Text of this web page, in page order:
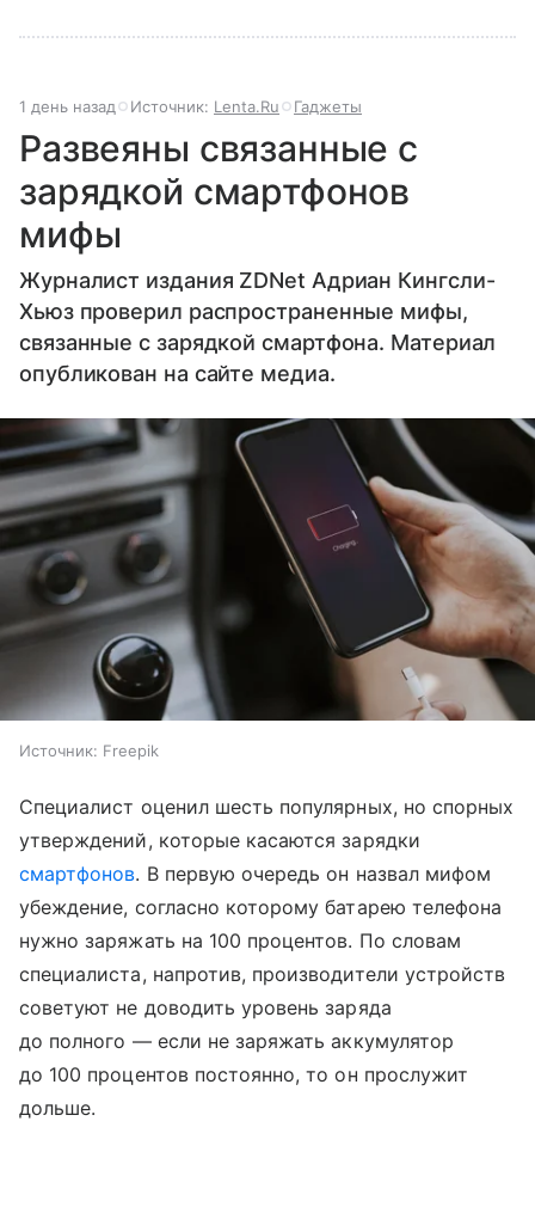
1 день назад Источник: Lenta.Ru Гаджеты
Развеяны связанные с
зарядкой смартфонов
мифы
Журналист издания ZDNet Адриан Кингсли-
Хьюз проверил распространенные мифы,
связанные с зарядкой смартфона. Материал
опубликован на сайте медиа.
Источник: Freepik
Специалист оценил шесть популярных, но спорных
утверждений, которые касаются зарядки
смартфонов. В первую очередь он назвал мифом
убеждение, согласно которому батарею телефона
нужно заряжать на 100 процентов. По словам
специалиста, напротив, производители устройств
советуют не доводить уровень заряда
до полного — если не заряжать аккумулятор
до 100 процентов постоянно, то он прослужит
дольше.